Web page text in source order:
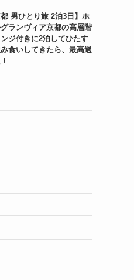
都 男ひとり旅 2泊3日】ホ
ランヴィア京都の高層階
ジ付きに2泊してひたす
み食いしてきたら、最高過